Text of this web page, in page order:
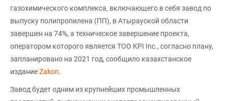
газохимического комплекса, включающего в себя завод по
выпуску полипропилена (ПП), в Атырауской области
завершен на 74%, а техническое завершение проекта,
оператором которого является ТОО KPI Inc., согласно плану,
запланировано на 2021 год, сообщило казахстанское
изданиеZakon.
Завод будет одним из крупнейших промышленных